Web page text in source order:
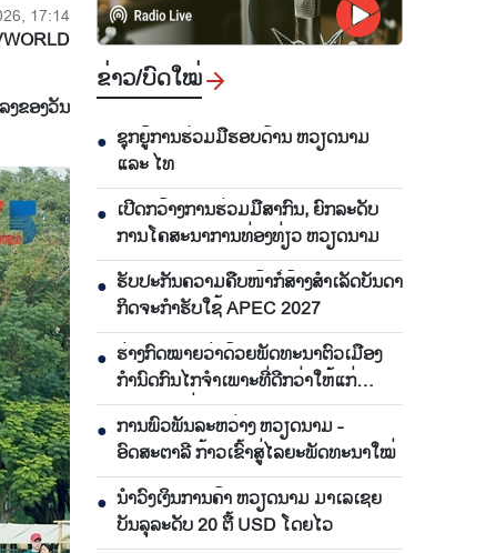
17:14
ຂອງວັນ
ຂ່າວ/ບົດ​ໃໝ່
● ຊຸກຍູ້ການຮ່ວມມືຮອບດ້ານ ຫວຽດນາມ
ແລະ ໄທ
● ເປີດກວ້າງການຮ່ວມມືສາກົນ, ຍົກລະດັບ
ການໂຄສະນາການທ່ອງທ່ຽວ ຫວຽດນາມ
● ຮັບປະກັນຄວາມຄືບໜ້າກໍ່ສ້າງສຳເລັດບັນດາ
ກິດຈະກຳຮັບໃຊ້ APEC 2027
● ຮ່າງກົດໝາຍວ່າດ້ວຍພັດທະນາຕົວເມືອງ
ກຳນົດກົນໄກຈຳເພາະທີ່ດີກວ່າໃຫ້ແກ່
ນະຄອນ ໂຮ່ຈີມິນ
● ການພົວພັນລະຫວ່າງ ຫວຽດນາມ -
ອົດສະຕາລີ ກ້າວເຂົ້າສູ່ໄລຍະພັດທະນາໃໝ່
● ນຳ​ວົງ​ເງິນ​ການ​ຄ້າ ຫວຽດ​ນາມ ມາ​ເລ​ເຊຍ​
ບັນ​ລຸ​ລະ​ດັບ 20 ຕື້ USD ໂດຍ​ໄວ